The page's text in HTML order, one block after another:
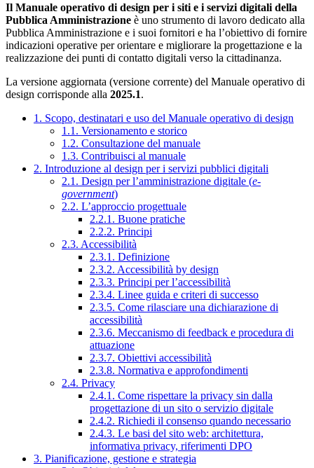
Il Manuale operativo di design per i siti e i servizi digitali della
Pubblica Amministrazione è uno strumento di lavoro dedicato alla
Pubblica Amministrazione e i suoi fornitori e ha l’obiettivo di fornire
indicazioni operative per orientare e migliorare la progettazione e la
realizzazione dei punti di contatto digitali verso la cittadinanza.
La versione aggiornata (versione corrente) del Manuale operativo di
design corrisponde alla 2025.1.
1. Scopo, destinatari e uso del Manuale operativo di design
1.1. Versionamento e storico
1.2. Consultazione del manuale
1.3. Contribuisci al manuale
2. Introduzione al design per i servizi pubblici digitali
2.1. Design per l’amministrazione digitale (e-
government)
2.2. L’approccio progettuale
2.2.1. Buone pratiche
2.2.2. Principi
2.3. Accessibilità
2.3.1. Definizione
2.3.2. Accessibilità by design
2.3.3. Principi per l’accessibilità
2.3.4. Linee guida e criteri di successo
2.3.5. Come rilasciare una dichiarazione di
accessibilità
2.3.6. Meccanismo di feedback e procedura di
attuazione
2.3.7. Obiettivi accessibilità
2.3.8. Normativa e approfondimenti
2.4. Privacy
2.4.1. Come rispettare la privacy sin dalla
progettazione di un sito o servizio digitale
2.4.2. Richiedi il consenso quando necessario
2.4.3. Le basi del sito web: architettura,
informativa privacy, riferimenti DPO
3. Pianificazione, gestione e strategia